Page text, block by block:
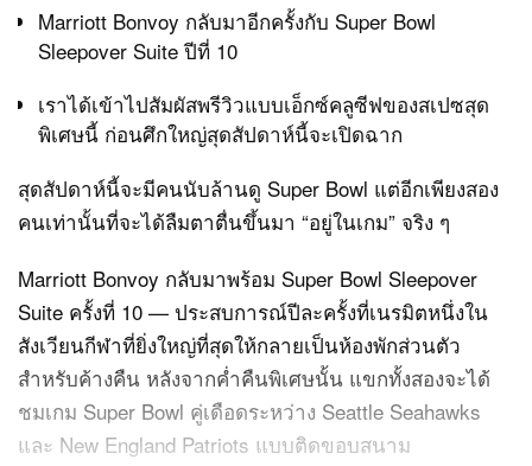
Marriott Bonvoy กลับมาอีกครั้งกับ Super Bowl
Sleepover Suite ปีที่ 10
เราได้เข้าไปสัมผัสพรีวิวแบบเอ็กซ์คลูซีฟของสเปซสุด
พิเศษนี้ ก่อนศึกใหญ่สุดสัปดาห์นี้จะเปิดฉาก
สุดสัปดาห์นี้จะมีคนนับล้านดู Super Bowl แต่อีกเพียงสอง
คนเท่านั้นที่จะได้ลืมตาตื่นขึ้นมา “อยู่ในเกม” จริง ๆ
Marriott Bonvoy กลับมาพร้อม Super Bowl Sleepover
Suite ครั้งที่ 10 — ประสบการณ์ปีละครั้งที่เนรมิตหนึ่งใน
สังเวียนกีฬาที่ยิ่งใหญ่ที่สุดให้กลายเป็นห้องพักส่วนตัว
สำหรับค้างคืน หลังจากค่ำคืนพิเศษนั้น แขกทั้งสองจะได้
ชมเกม Super Bowl คู่เดือดระหว่าง Seattle Seahawks
และ New England Patriots แบบติดขอบสนาม